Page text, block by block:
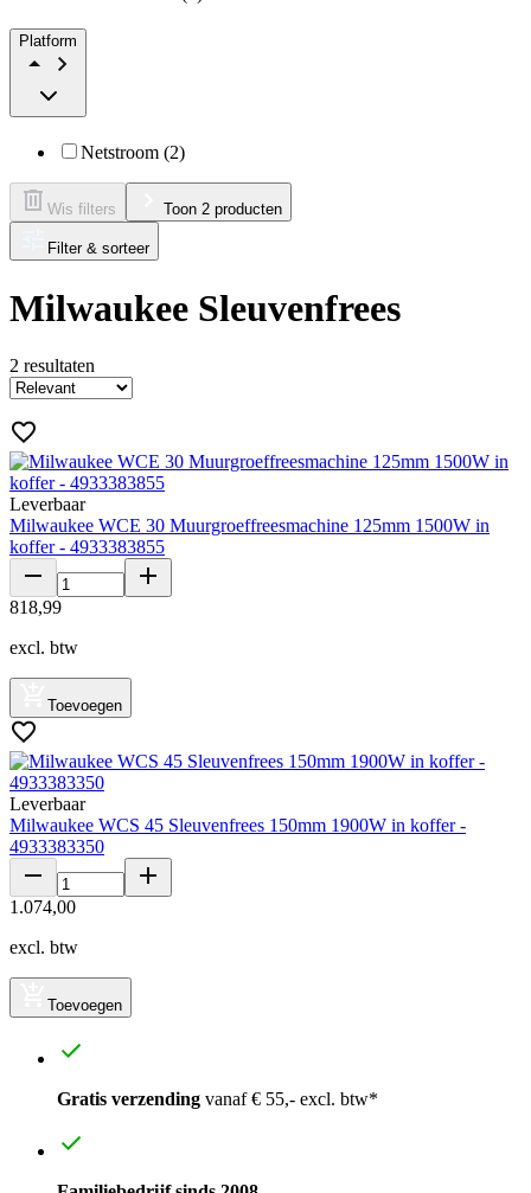
Platform
Netstroom (2)
Wis filters Toon 2 producten
Filter & sorteer
Milwaukee Sleuvenfrees
2 resultaten
Leverbaar
Milwaukee WCE 30 Muurgroeffreesmachine 125mm 1500W in
koffer - 4933383855
818,99
excl. btw
Toevoegen
Leverbaar
Milwaukee WCS 45 Sleuvenfrees 150mm 1900W in koffer -
4933383350
1 .074,00
excl. btw
Toevoegen
Gratis verzending vanaf € 55,- excl. btw*